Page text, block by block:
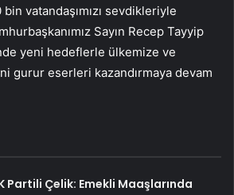
vatandaşımızı sevdikleriyle
Sayın Recep Tayyip
yeni hedeflerle ülkemize ve
gurur eserleri kazandırmaya devam
Partili Çelik: Emekli Maaşlarında